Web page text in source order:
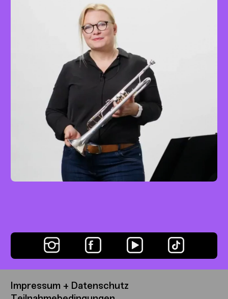
Trompete
Advanced
mit Kristin Thielemann
mit Kristin Thielemann
Impressum + Datenschutz